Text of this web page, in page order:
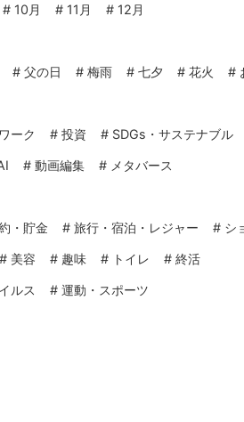
# 10月 # 11月 # 12月
# 父の日 # 梅雨 # 七夕 # 花火 #
ーク # 投資 # SDGs・サステナブル
# 動画編集 # メタバース
・貯金 # 旅行・宿泊・レジャー # シ
# 美容 # 趣味 # トイレ # 終活
ルス # 運動・スポーツ